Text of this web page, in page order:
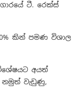
ටී. රෙක්ස්
කින් පමණ විශාල
අයත්
වැඩුණු,